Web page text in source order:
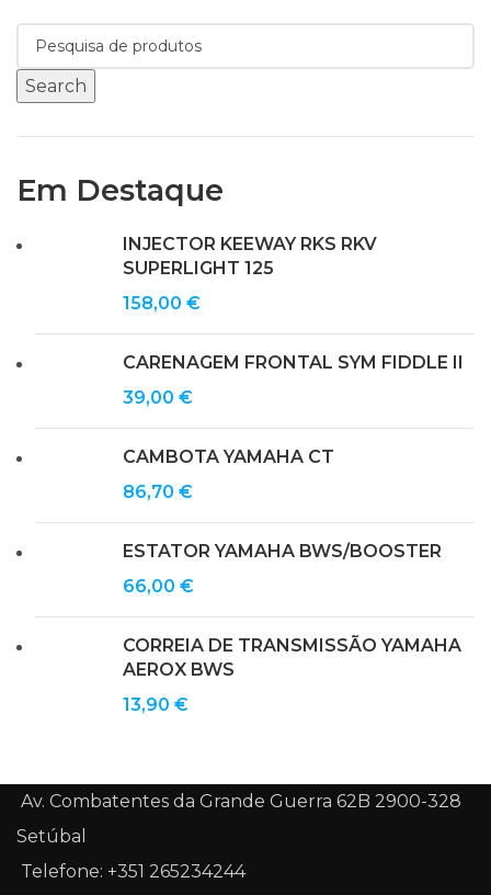
Search
Em Destaque
INJECTOR KEEWAY RKS RKV
SUPERLIGHT 125
158,00 €
CARENAGEM FRONTAL SYM FIDDLE II
39,00 €
CAMBOTA YAMAHA CT
86,70 €
ESTATOR YAMAHA BWS/BOOSTER
66,00 €
CORREIA DE TRANSMISSÃO YAMAHA
AEROX BWS
13,90 €
Av. Combatentes da Grande Guerra 62B 2900-328
Setúbal
Telefone: +351 265234244